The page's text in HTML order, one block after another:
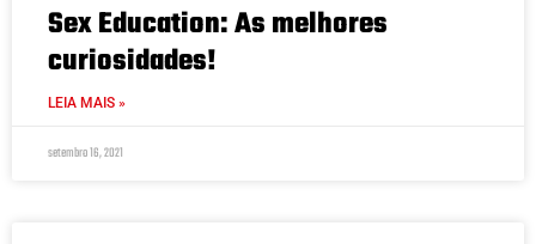
Sex Education: As melhores
curiosidades!
LEIA MAIS »
setembro 16, 2021